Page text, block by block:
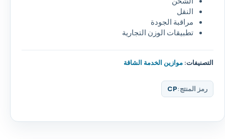
النقل
مراقبة الجودة
تطبيقات الوزن التجارية
التصنيفات: موازين الخدمة الشاقة
رمز المنتج:CP